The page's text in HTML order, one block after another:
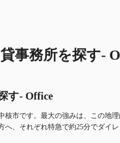
事務所を探す-
す- Office
市です。最大の強みは、この
、それぞれ特急で約25分でダ